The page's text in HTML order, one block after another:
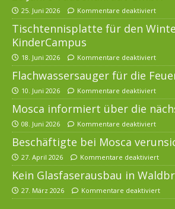
25. Juni 2026 Kommentare deaktiviert
Tischtennisplatte für den
KinderCampus
18. Juni 2026 Kommentare deaktiviert
Flachwassersauger für die
10. Juni 2026 Kommentare deaktiviert
Mosca informiert über die
08. Juni 2026 Kommentare deaktiviert
Beschäftigte bei Mosca
27. April 2026 Kommentare deaktiviert
Kein Glasfaserausbau in
27. März 2026 Kommentare deaktiviert